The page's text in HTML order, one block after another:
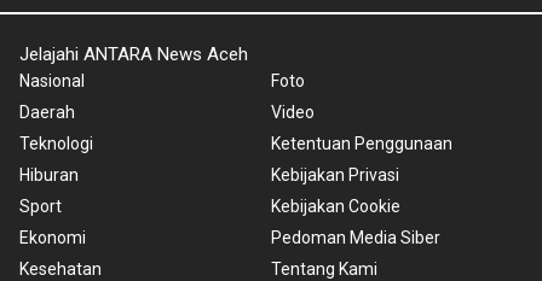
Jelajahi ANTARA News Aceh
Nasional
Daerah
Teknologi
Hiburan
Sport
Ekonomi
Kesehatan
Foto
Video
Ketentuan Penggunaan
Kebijakan Privasi
Kebijakan Cookie
Pedoman Media Siber
Tentang Kami